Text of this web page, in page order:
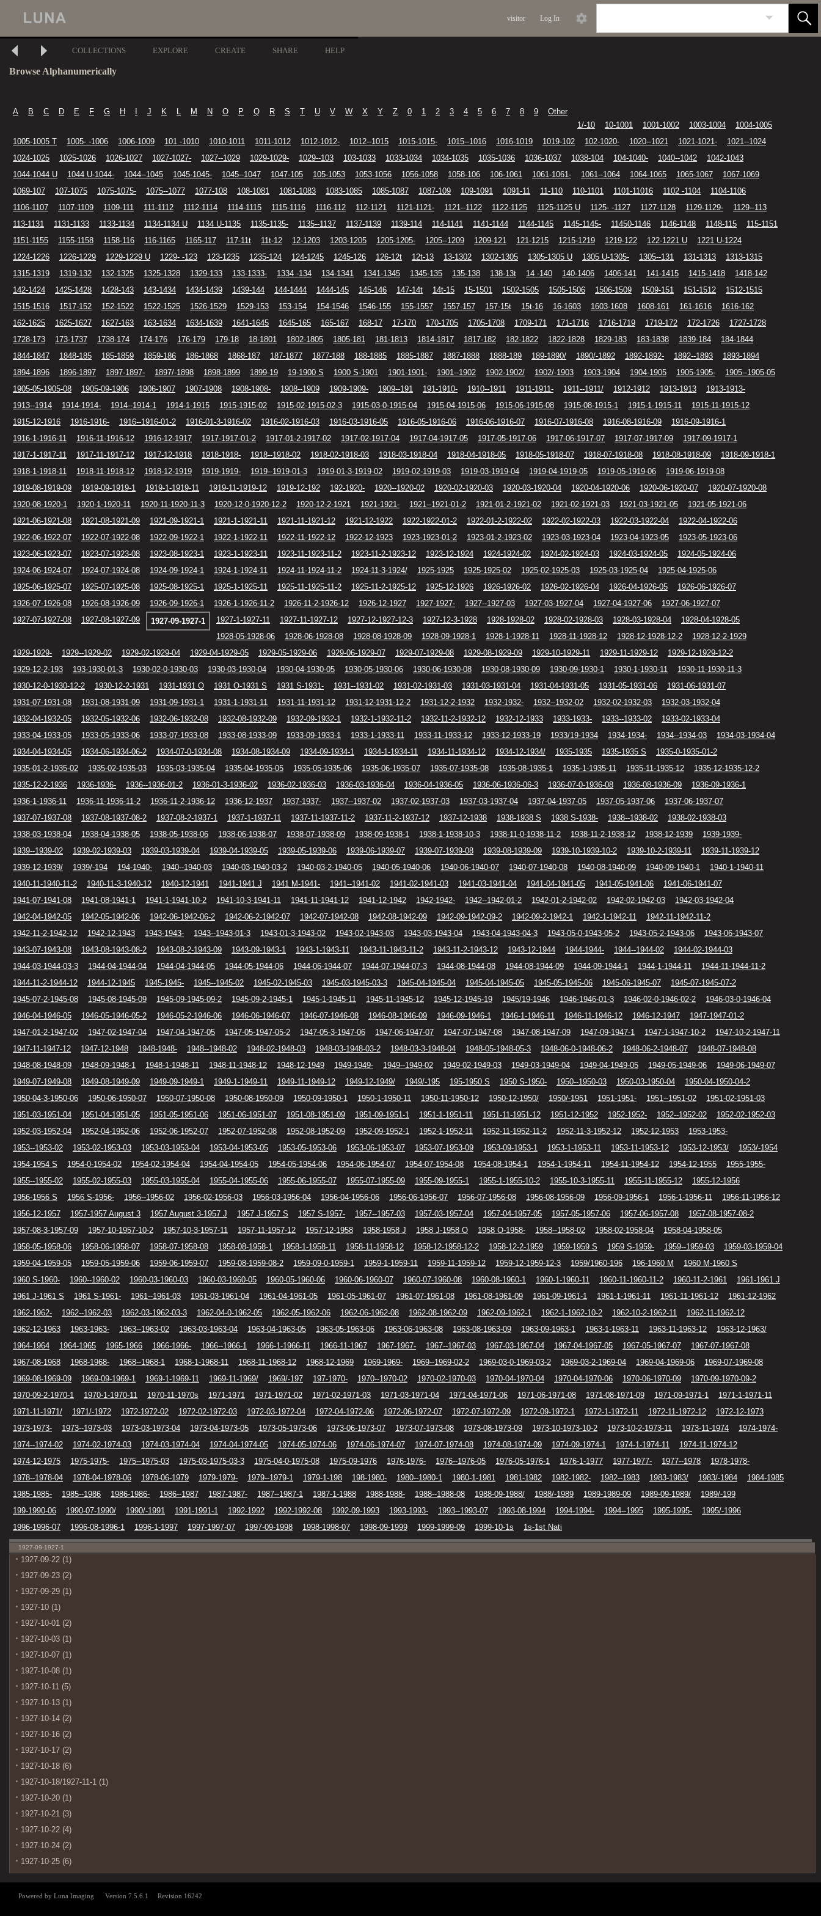
visitor Log In
COLLECTIONS EXPLORE CREATE SHARE HELP
Browse Alphanumerically
A B C D E F G H J K L M N O P Q R S T U V W X Y Z 0 1 2 3 4 5 6 7 8 9
Other
1/-10
10-1001 1001-1002 1003-1004
1004-1005
1005-1005 T
1005- -1006 1006-1009 101 -1010 1010-1011 1011-1012 1012-1012- 1012--1015 1015-1015- 1015--1016 1016-1019 1019-102 102-1020- 1020--1021 1021-1021-
1021--1024
1024-1025
1025-1026 1026-1027 1027-1027- 1027--1029 1029-1029- 1029--103 103-1033 1033-1034 1034-1035 1035-1036 1036-1037 1038-104 104-1040- 1040--1042
1042-1043
1044-1044 U
1044 U-1044- 1044--1045 1045-1045- 1045--1047 1047-105 105-1053 1053-1056 1056-1058 1058-106 106-1061 1061-1061- 1061--1064 1064-1065 1065-1067
1067-1069
1069-107
107-1075 1075-1075- 1075--1077 1077-108 108-1081 1081-1083 1083-1085 1085-1087 1087-109 109-1091 1091-11 11-110 110-1101 1101-11016 1102 -1104
1104-1106
1106-1107
1107-1109 1109-111 111-1112 1112-1114 1114-1115 1115-1116 1116-112 112-1121 1121-1121- 1121--1122 1122-1125 1125-1125 U 1125- -1127 1127-1128 1129-1129-
1129--113
113-1131
1131-1133 1133-1134 1134-1134 U 1134 U-1135 1135-1135- 1135--1137 1137-1139 1139-114 114-1141 1141-1144 1144-1145 1145-1145- 11450-1146 1146-1148 1148-115
115-1151
1151-1155
1155-1158 1158-116 116-1165 1165-117 117-11t 11t-12 12-1203 1203-1205 1205-1205- 1205--1209 1209-121 121-1215 1215-1219 1219-122 122-1221 U
1221 U-1224
1224-1226
1226-1229 1229-1229 U 1229- -123 123-1235 1235-124 124-1245 1245-126 126-12t 12t-13 13-1302 1302-1305 1305-1305 U 1305 U-1305- 1305--131 131-1313
1313-1315
1315-1319
1319-132 132-1325 1325-1328 1329-133 133-1333- 1334 -134 134-1341 1341-1345 1345-135 135-138 138-13t 14 -140 140-1406 1406-141 141-1415 1415-1418
1418-142
142-1424
1425-1428 1428-143 143-1434 1434-1439 1439-144 144-1444 1444-145 145-146 147-14t 14t-15 15-1501 1502-1505 1505-1506 1506-1509 1509-151 151-1512
1512-1515
1515-1516
1517-152 152-1522 1522-1525 1526-1529 1529-153 153-154 154-1546 1546-155 155-1557 1557-157 157-15t 15t-16 16-1603 1603-1608 1608-161 161-1616
1616-162
162-1625
1625-1627 1627-163 163-1634 1634-1639 1641-1645 1645-165 165-167 168-17 17-170 170-1705 1705-1708 1709-171 171-1716 1716-1719 1719-172 172-1726
1727-1728
1728-173
173-1737 1738-174 174-176 176-179 179-18 18-1801 1802-1805 1805-181 181-1813 1814-1817 1817-182 182-1822 1822-1828 1829-183 183-1838 1839-184
184-1844
1844-1847
1848-185 185-1859 1859-186 186-1868 1868-187 187-1877 1877-188 188-1885 1885-1887 1887-1888 1888-189 189-1890/ 1890/-1892 1892-1892- 1892--1893
1893-1894
1894-1896
1896-1897 1897-1897- 1897/-1898 1898-1899 1899-19 19-1900 S 1900 S-1901 1901-1901- 1901--1902 1902-1902/ 1902/-1903 1903-1904 1904-1905 1905-1905-
1905--1905-05
1905-05-1905-08
1905-09-1906 1906-1907 1907-1908 1908-1908- 1908--1909 1909-1909- 1909--191 191-1910- 1910--1911 1911-1911- 1911--1911/ 1912-1912 1913-1913
1913-1913-
1913--1914
1914-1914- 1914--1914-1 1914-1-1915 1915-1915-02 1915-02-1915-02-3 1915-03-0-1915-04 1915-04-1915-06 1915-06-1915-08 1915-08-1915-1 1915-1-1915-11
1915-11-1915-12
1915-12-1916
1916-1916- 1916--1916-01-2 1916-01-3-1916-02 1916-02-1916-03 1916-03-1916-05 1916-05-1916-06 1916-06-1916-07 1916-07-1916-08 1916-08-1916-09
1916-09-1916-1
1916-1-1916-11
1916-11-1916-12 1916-12-1917 1917-1917-01-2 1917-01-2-1917-02 1917-02-1917-04 1917-04-1917-05 1917-05-1917-06 1917-06-1917-07 1917-07-1917-09
1917-09-1917-1
1917-1-1917-11
1917-11-1917-12 1917-12-1918 1918-1918- 1918--1918-02 1918-02-1918-03 1918-03-1918-04 1918-04-1918-05 1918-05-1918-07 1918-07-1918-08 1918-08-1918-09
1918-09-1918-1
1918-1-1918-11
1918-11-1918-12 1918-12-1919 1919-1919- 1919--1919-01-3 1919-01-3-1919-02 1919-02-1919-03 1919-03-1919-04 1919-04-1919-05 1919-05-1919-06
1919-06-1919-08
1919-08-1919-09
1919-09-1919-1 1919-1-1919-11 1919-11-1919-12 1919-12-192 192-1920- 1920--1920-02 1920-02-1920-03 1920-03-1920-04 1920-04-1920-06 1920-06-1920-07
1920-07-1920-08
1920-08-1920-1
1920-1-1920-11 1920-11-1920-11-3 1920-12-0-1920-12-2 1920-12-2-1921 1921-1921- 1921--1921-01-2 1921-01-2-1921-02 1921-02-1921-03 1921-03-1921-05
1921-05-1921-06
1921-06-1921-08
1921-08-1921-09 1921-09-1921-1 1921-1-1921-11 1921-11-1921-12 1921-12-1922 1922-1922-01-2 1922-01-2-1922-02 1922-02-1922-03 1922-03-1922-04
1922-04-1922-06
1922-06-1922-07
1922-07-1922-08 1922-09-1922-1 1922-1-1922-11 1922-11-1922-12 1922-12-1923 1923-1923-01-2 1923-01-2-1923-02 1923-03-1923-04 1923-04-1923-05
1923-05-1923-06
1923-06-1923-07
1923-07-1923-08 1923-08-1923-1 1923-1-1923-11 1923-11-1923-11-2 1923-11-2-1923-12 1923-12-1924 1924-1924-02 1924-02-1924-03 1924-03-1924-05
1924-05-1924-06
1924-06-1924-07
1924-07-1924-08 1924-09-1924-1 1924-1-1924-11 1924-11-1924-11-2 1924-11-3-1924/ 1925-1925 1925-1925-02 1925-02-1925-03 1925-03-1925-04
1925-04-1925-06
1925-06-1925-07
1925-07-1925-08 1925-08-1925-1 1925-1-1925-11 1925-11-1925-11-2 1925-11-2-1925-12 1925-12-1926 1926-1926-02 1926-02-1926-04 1926-04-1926-05
1926-06-1926-07
1926-07-1926-08
1926-08-1926-09 1926-09-1926-1 1926-1-1926-11-2 1926-11-2-1926-12 1926-12-1927 1927-1927- 1927--1927-03 1927-03-1927-04 1927-04-1927-06
1927-06-1927-07
1927-07-1927-08
1927-08-1927-09 1927-09-1927-1 1927-1-1927-11 1927-11-1927-12 1927-12-1927-12-3 1927-12-3-1928 1928-1928-02 1928-02-1928-03 1928-03-1928-04
1928-04-1928-05
1928-05-1928-06
1928-06-1928-08 1928-08-1928-09 1928-09-1928-1 1928-1-1928-11 1928-11-1928-12 1928-12-1928-12-2
1928-12-2-1929
1929-1929-
1929--1929-02 1929-02-1929-04 1929-04-1929-05 1929-05-1929-06 1929-06-1929-07 1929-07-1929-08 1929-08-1929-09 1929-10-1929-11 1929-11-1929-12
1929-12-1929-12-2
1929-12-2-193
193-1930-01-3 1930-02-0-1930-03 1930-03-1930-04 1930-04-1930-05 1930-05-1930-06 1930-06-1930-08 1930-08-1930-09 1930-09-1930-1 1930-1-1930-11
1930-11-1930-11-3
1930-12-0-1930-12-2
1930-12-2-1931 1931-1931 O 1931 O-1931 S 1931 S-1931- 1931--1931-02 1931-02-1931-03 1931-03-1931-04 1931-04-1931-05 1931-05-1931-06
1931-06-1931-07
1931-07-1931-08
1931-08-1931-09 1931-09-1931-1 1931-1-1931-11 1931-11-1931-12 1931-12-1931-12-2 1931-12-2-1932 1932-1932- 1932--1932-02 1932-02-1932-03
1932-03-1932-04
1932-04-1932-05
1932-05-1932-06 1932-06-1932-08 1932-08-1932-09 1932-09-1932-1 1932-1-1932-11-2 1932-11-2-1932-12 1932-12-1933 1933-1933- 1933--1933-02
1933-02-1933-04
1933-04-1933-05
1933-05-1933-06 1933-07-1933-08 1933-08-1933-09 1933-09-1933-1 1933-1-1933-11 1933-11-1933-12 1933-12-1933-19 1933/19-1934 1934-1934- 1934--1934-03
1934-03-1934-04
1934-04-1934-05
1934-06-1934-06-2 1934-07-0-1934-08 1934-08-1934-09 1934-09-1934-1 1934-1-1934-11 1934-11-1934-12 1934-12-1934/ 1935-1935 1935-1935 S
1935-0-1935-01-2
1935-01-2-1935-02
1935-02-1935-03 1935-03-1935-04 1935-04-1935-05 1935-05-1935-06 1935-06-1935-07 1935-07-1935-08 1935-08-1935-1 1935-1-1935-11 1935-11-1935-12
1935-12-1935-12-2
1935-12-2-1936
1936-1936- 1936--1936-01-2 1936-01-3-1936-02 1936-02-1936-03 1936-03-1936-04 1936-04-1936-05 1936-06-1936-06-3 1936-07-0-1936-08 1936-08-1936-09
1936-09-1936-1
1936-1-1936-11
1936-11-1936-11-2 1936-11-2-1936-12 1936-12-1937 1937-1937- 1937--1937-02 1937-02-1937-03 1937-03-1937-04 1937-04-1937-05 1937-05-1937-06
1937-06-1937-07
1937-07-1937-08
1937-08-1937-08-2 1937-08-2-1937-1 1937-1-1937-11 1937-11-1937-11-2 1937-11-2-1937-12 1937-12-1938 1938-1938 S 1938 S-1938- 1938--1938-02
1938-02-1938-03
1938-03-1938-04
1938-04-1938-05 1938-05-1938-06 1938-06-1938-07 1938-07-1938-09 1938-09-1938-1 1938-1-1938-10-3 1938-11-0-1938-11-2 1938-11-2-1938-12 1938-12-1939
1939-1939-
1939--1939-02
1939-02-1939-03 1939-03-1939-04 1939-04-1939-05 1939-05-1939-06 1939-06-1939-07 1939-07-1939-08 1939-08-1939-09 1939-10-1939-10-2 1939-10-2-1939-11
1939-11-1939-12
1939-12-1939/
1939/-194 194-1940- 1940--1940-03 1940-03-1940-03-2 1940-03-2-1940-05 1940-05-1940-06 1940-06-1940-07 1940-07-1940-08 1940-08-1940-09 1940-09-1940-1
1940-1-1940-11
1940-11-1940-11-2
1940-11-3-1940-12 1940-12-1941 1941-1941 J 1941 M-1941- 1941--1941-02 1941-02-1941-03 1941-03-1941-04 1941-04-1941-05 1941-05-1941-06
1941-06-1941-07
1941-07-1941-08
1941-08-1941-1 1941-1-1941-10-2 1941-10-3-1941-11 1941-11-1941-12 1941-12-1942 1942-1942- 1942--1942-01-2 1942-01-2-1942-02 1942-02-1942-03
1942-03-1942-04
1942-04-1942-05
1942-05-1942-06 1942-06-1942-06-2 1942-06-2-1942-07 1942-07-1942-08 1942-08-1942-09 1942-09-1942-09-2 1942-09-2-1942-1 1942-1-1942-11
1942-11-1942-11-2
1942-11-2-1942-12
1942-12-1943 1943-1943- 1943--1943-01-3 1943-01-3-1943-02 1943-02-1943-03 1943-03-1943-04 1943-04-1943-04-3 1943-05-0-1943-05-2 1943-05-2-1943-06
1943-06-1943-07
1943-07-1943-08
1943-08-1943-08-2 1943-08-2-1943-09 1943-09-1943-1 1943-1-1943-11 1943-11-1943-11-2 1943-11-2-1943-12 1943-12-1944 1944-1944- 1944--1944-02
1944-02-1944-03
1944-03-1944-03-3
1944-04-1944-04 1944-04-1944-05 1944-05-1944-06 1944-06-1944-07 1944-07-1944-07-3 1944-08-1944-08 1944-08-1944-09 1944-09-1944-1 1944-1-1944-11
1944-11-1944-11-2
1944-11-2-1944-12
1944-12-1945 1945-1945- 1945--1945-02 1945-02-1945-03 1945-03-1945-03-3 1945-04-1945-04 1945-04-1945-05 1945-05-1945-06 1945-06-1945-07
1945-07-1945-07-2
1945-07-2-1945-08
1945-08-1945-09 1945-09-1945-09-2 1945-09-2-1945-1 1945-1-1945-11 1945-11-1945-12 1945-12-1945-19 1945/19-1946 1946-1946-01-3 1946-02-0-1946-02-2
1946-03-0-1946-04
1946-04-1946-05
1946-05-1946-05-2 1946-05-2-1946-06 1946-06-1946-07 1946-07-1946-08 1946-08-1946-09 1946-09-1946-1 1946-1-1946-11 1946-11-1946-12 1946-12-1947
1947-1947-01-2
1947-01-2-1947-02
1947-02-1947-04 1947-04-1947-05 1947-05-1947-05-2 1947-05-3-1947-06 1947-06-1947-07 1947-07-1947-08 1947-08-1947-09 1947-09-1947-1 1947-1-1947-10-2
1947-10-2-1947-11
1947-11-1947-12
1947-12-1948 1948-1948- 1948--1948-02 1948-02-1948-03 1948-03-1948-03-2 1948-03-3-1948-04 1948-05-1948-05-3 1948-06-0-1948-06-2 1948-06-2-1948-07
1948-07-1948-08
1948-08-1948-09
1948-09-1948-1 1948-1-1948-11 1948-11-1948-12 1948-12-1949 1949-1949- 1949--1949-02 1949-02-1949-03 1949-03-1949-04 1949-04-1949-05 1949-05-1949-06
1949-06-1949-07
1949-07-1949-08
1949-08-1949-09 1949-09-1949-1 1949-1-1949-11 1949-11-1949-12 1949-12-1949/ 1949/-195 195-1950 S 1950 S-1950- 1950--1950-03 1950-03-1950-04
1950-04-1950-04-2
1950-04-3-1950-06
1950-06-1950-07 1950-07-1950-08 1950-08-1950-09 1950-09-1950-1 1950-1-1950-11 1950-11-1950-12 1950-12-1950/ 1950/-1951 1951-1951- 1951--1951-02
1951-02-1951-03
1951-03-1951-04
1951-04-1951-05 1951-05-1951-06 1951-06-1951-07 1951-08-1951-09 1951-09-1951-1 1951-1-1951-11 1951-11-1951-12 1951-12-1952 1952-1952- 1952--1952-02
1952-02-1952-03
1952-03-1952-04
1952-04-1952-06 1952-06-1952-07 1952-07-1952-08 1952-08-1952-09 1952-09-1952-1 1952-1-1952-11 1952-11-1952-11-2 1952-11-3-1952-12 1952-12-1953
1953-1953-
1953--1953-02
1953-02-1953-03 1953-03-1953-04 1953-04-1953-05 1953-05-1953-06 1953-06-1953-07 1953-07-1953-09 1953-09-1953-1 1953-1-1953-11 1953-11-1953-12 1953-12-1953/
1953/-1954
1954-1954 S
1954-0-1954-02 1954-02-1954-04 1954-04-1954-05 1954-05-1954-06 1954-06-1954-07 1954-07-1954-08 1954-08-1954-1 1954-1-1954-11 1954-11-1954-12 1954-12-1955
1955-1955-
1955--1955-02
1955-02-1955-03 1955-03-1955-04 1955-04-1955-06 1955-06-1955-07 1955-07-1955-09 1955-09-1955-1 1955-1-1955-10-2 1955-10-3-1955-11 1955-11-1955-12
1955-12-1956
1956-1956 S
1956 S-1956- 1956--1956-02 1956-02-1956-03 1956-03-1956-04 1956-04-1956-06 1956-06-1956-07 1956-07-1956-08 1956-08-1956-09 1956-09-1956-1 1956-1-1956-11
1956-11-1956-12
1956-12-1957
1957-1957 August 3 1957 August 3-1957 J 1957 J-1957 S 1957 S-1957- 1957--1957-03 1957-03-1957-04 1957-04-1957-05 1957-05-1957-06 1957-06-1957-08
1957-08-1957-08-2
1957-08-3-1957-09
1957-10-1957-10-2 1957-10-3-1957-11 1957-11-1957-12 1957-12-1958 1958-1958 J 1958 J-1958 O 1958 O-1958- 1958--1958-02 1958-02-1958-04
1958-04-1958-05
1958-05-1958-06
1958-06-1958-07 1958-07-1958-08 1958-08-1958-1 1958-1-1958-11 1958-11-1958-12 1958-12-1958-12-2 1958-12-2-1959 1959-1959 S 1959 S-1959- 1959--1959-03
1959-03-1959-04
1959-04-1959-05
1959-05-1959-06 1959-06-1959-07 1959-08-1959-08-2 1959-09-0-1959-1 1959-1-1959-11 1959-11-1959-12 1959-12-1959-12-3 1959/1960-196 196-1960 M
1960 M-1960 S
1960 S-1960-
1960--1960-02 1960-03-1960-03 1960-03-1960-05 1960-05-1960-06 1960-06-1960-07 1960-07-1960-08 1960-08-1960-1 1960-1-1960-11 1960-11-1960-11-2 1960-11-2-1961
1961-1961 J
1961 J-1961 S
1961 S-1961- 1961--1961-03 1961-03-1961-04 1961-04-1961-05 1961-05-1961-07 1961-07-1961-08 1961-08-1961-09 1961-09-1961-1 1961-1-1961-11 1961-11-1961-12
1961-12-1962
1962-1962-
1962--1962-03 1962-03-1962-03-3 1962-04-0-1962-05 1962-05-1962-06 1962-06-1962-08 1962-08-1962-09 1962-09-1962-1 1962-1-1962-10-2 1962-10-2-1962-11
1962-11-1962-12
1962-12-1963
1963-1963- 1963--1963-02 1963-03-1963-04 1963-04-1963-05 1963-05-1963-06 1963-06-1963-08 1963-08-1963-09 1963-09-1963-1 1963-1-1963-11 1963-11-1963-12
1963-12-1963/
1964-1964
1964-1965 1965-1966 1966-1966- 1966--1966-1 1966-1-1966-11 1966-11-1967 1967-1967- 1967--1967-03 1967-03-1967-04 1967-04-1967-05 1967-05-1967-07
1967-07-1967-08
1967-08-1968
1968-1968- 1968--1968-1 1968-1-1968-11 1968-11-1968-12 1968-12-1969 1969-1969- 1969--1969-02-2 1969-03-0-1969-03-2 1969-03-2-1969-04 1969-04-1969-06
1969-07-1969-08
1969-08-1969-09
1969-09-1969-1 1969-1-1969-11 1969-11-1969/ 1969/-197 197-1970- 1970--1970-02 1970-02-1970-03 1970-04-1970-04 1970-04-1970-06 1970-06-1970-09
1970-09-1970-09-2
1970-09-2-1970-1
1970-1-1970-11 1970-11-1970s 1971-1971 1971-1971-02 1971-02-1971-03 1971-03-1971-04 1971-04-1971-06 1971-06-1971-08 1971-08-1971-09 1971-09-1971-1
1971-1-1971-11
1971-11-1971/
1971/-1972 1972-1972-02 1972-02-1972-03 1972-03-1972-04 1972-04-1972-06 1972-06-1972-07 1972-07-1972-09 1972-09-1972-1 1972-1-1972-11 1972-11-1972-12
1972-12-1973
1973-1973-
1973--1973-03 1973-03-1973-04 1973-04-1973-05 1973-05-1973-06 1973-06-1973-07 1973-07-1973-08 1973-08-1973-09 1973-10-1973-10-2 1973-10-2-1973-11 1973-11-1974
1974-1974-
1974--1974-02
1974-02-1974-03 1974-03-1974-04 1974-04-1974-05 1974-05-1974-06 1974-06-1974-07 1974-07-1974-08 1974-08-1974-09 1974-09-1974-1 1974-1-1974-11
1974-11-1974-12
1974-12-1975
1975-1975- 1975--1975-03 1975-03-1975-03-3 1975-04-0-1975-08 1975-09-1976 1976-1976- 1976--1976-05 1976-05-1976-1 1976-1-1977 1977-1977- 1977--1978
1978-1978-
1978--1978-04
1978-04-1978-06 1978-06-1979 1979-1979- 1979--1979-1 1979-1-198 198-1980- 1980--1980-1 1980-1-1981 1981-1982 1982-1982- 1982--1983 1983-1983/ 1983/-1984
1984-1985
1985-1985-
1985--1986 1986-1986- 1986--1987 1987-1987- 1987--1987-1 1987-1-1988 1988-1988- 1988--1988-08 1988-09-1988/ 1988/-1989 1989-1989-09 1989-09-1989/
1989/-199
199-1990-06
1990-07-1990/ 1990/-1991 1991-1991-1 1992-1992 1992-1992-08 1992-09-1993 1993-1993- 1993--1993-07 1993-08-1994 1994-1994- 1994--1995 1995-1995-
1995/-1996
1996-1996-07
1996-08-1996-1 1996-1-1997 1997-1997-07 1997-09-1998 1998-1998-07 1998-09-1999 1999-1999-09 1999-10-1s 1s-1st Nati
1927-09-1927-1
1927-09-22 (1)
1927-09-23 (2)
1927-09-29 (1)
1927-10 (1)
1927-10-01 (2)
1927-10-03 (1)
1927-10-07 (1)
1927-10-08 (1)
1927-10-11 (5)
1927-10-13 (1)
1927-10-14 (2)
1927-10-16 (2)
1927-10-17 (2)
1927-10-18 (6)
1927-10-18/1927-11-1 (1)
1927-10-20 (1)
1927-10-21 (3)
1927-10-22 (4)
1927-10-24 (2)
1927-10-25 (6)